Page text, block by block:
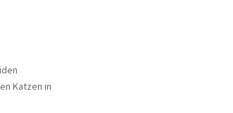
Katzen in